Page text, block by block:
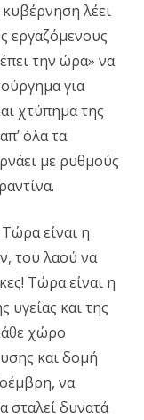
κυβέρνηση λέει
εργαζόμενους
την ώρα» να
για
χτύπημα της
όλα τα
με ρυθμούς
είναι η
του λαού να
Τώρα είναι η
υγείας και της
χώρο
και δομή
να
σταλεί δυνατά